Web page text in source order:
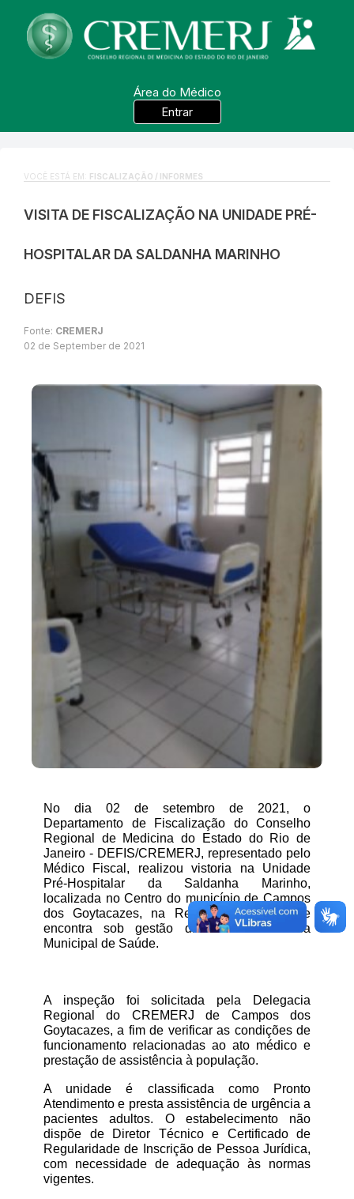
Área do Médico
Entrar
VOCÊ ESTÁ EM: FISCALIZAÇÃO / INFORMES
VISITA DE FISCALIZAÇÃO NA UNIDADE PRÉ-
HOSPITALAR DA SALDANHA MARINHO
DEFIS
Fonte: CREMERJ
02 de September de 2021
No dia 02 de setembro de 2021, o
Departamento de Fiscalização do Conselho
Regional de Medicina do Estado do Rio de
Janeiro - DEFIS/CREMERJ, representado pelo
Médico Fiscal, realizou vistoria na Unidade
Pré-Hospitalar da Saldanha Marinho,
localizada no Centro do município de Campos
dos Goytacazes, na Região Norte, que se
encontra sob gestão direta da Secretaria
Municipal de Saúde.
A inspeção foi solicitada pela Delegacia
Regional do CREMERJ de Campos dos
Goytacazes, a fim de verificar as condições de
funcionamento relacionadas ao ato médico e
prestação de assistência à população.
A unidade é classificada como Pronto
Atendimento e presta assistência de urgência a
pacientes adultos. O estabelecimento não
dispõe de Diretor Técnico e Certificado de
Regularidade de Inscrição de Pessoa Jurídica,
com necessidade de adequação às normas
vigentes.